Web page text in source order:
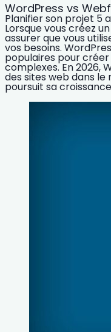
WordPress vs
Planifier son projet 5
Lorsque vous créez
assurer que vous
vos besoins.
populaires pour
complexes. En 2026,
des sites web dans
poursuit sa